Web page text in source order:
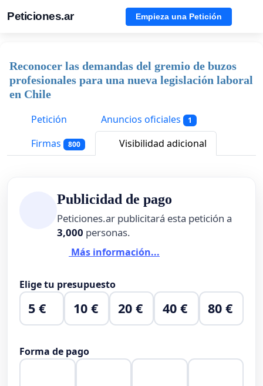
Peticiones.ar Empieza una Petición
Reconocer las demandas del gremio de buzos
profesionales para una nueva legislación laboral
en Chile
Petición
Anuncios oficiales 1
Firmas 800 Visibilidad adicional
Publicidad de pago
Peticiones.ar publicitará esta petición a
3,000 personas.
Más información...
Elige tu presupuesto
5 € 10 € 20 € 40 € 80 €
Forma de pago